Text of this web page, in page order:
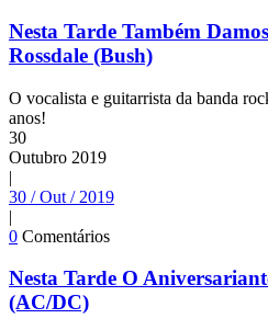
Nesta Tarde Também
Rossdale (Bush)
O vocalista e guitarrista da banda
anos!
30
Outubro 2019
|
30 / Out / 2019
|
0 Comentários
Nesta Tarde O
(AC/DC)